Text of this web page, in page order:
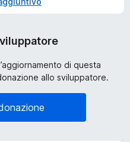
di questa
allo sviluppatore.